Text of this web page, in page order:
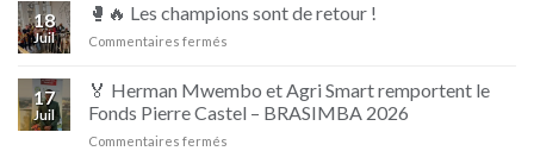
Ipupa
18
Juil
🥊🔥 Les champions sont de retour !
Commentaires fermés
Les
champions
17
Juil
🏅 Herman Mwembo et Agri Smart remportent le
Fonds Pierre Castel – BRASIMBA 2026
Commentaires fermés